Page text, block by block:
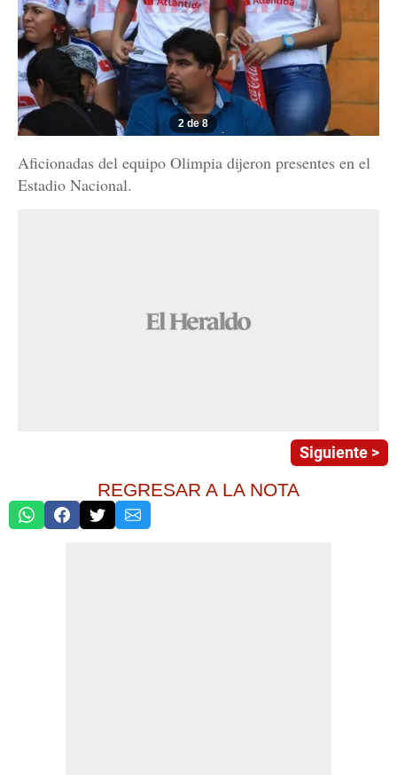
2 de 8
Aficionadas del equipo Olimpia dijeron presentes en el
Estadio Nacional.
Siguiente >
REGRESAR A LA NOTA